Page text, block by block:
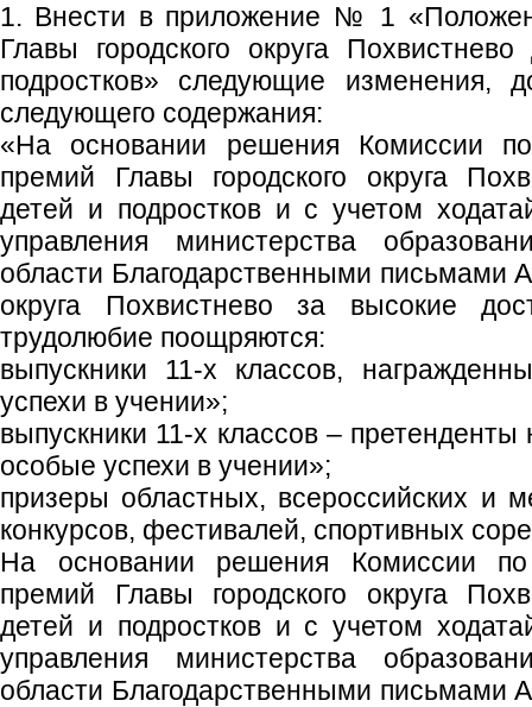
1. Внести в приложение № 1
Главы городского округа
подростков» следующие изменения,
следующего содержания:
«На основании решения Комиссии
премий Главы городского округа
детей и подростков и с учетом
управления министерства
области Благодарственными письмами
округа Похвистнево за высокие
трудолюбие поощряются:
выпускники 11-х классов,
успехи в учении»;
выпускники 11-х классов –
особые успехи в учении»;
призеры областных, всероссийских и
конкурсов, фестивалей, спортивных
На основании решения Комиссии
премий Главы городского округа
детей и подростков и с учетом
управления министерства
области Благодарственными письмами